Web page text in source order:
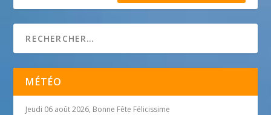
MÉTÉO
Jeudi 06 août 2026, Bonne Fête Félicissime